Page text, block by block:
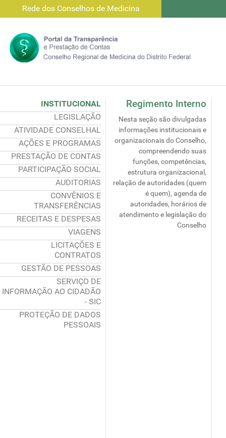
Rede dos Conselhos de Medicina
INSTITUCIONAL
LEGISLAÇÃO
ATIVIDADE CONSELHAL
AÇÕES E PROGRAMAS
PRESTAÇÃO DE CONTAS
PARTICIPAÇÃO SOCIAL
AUDITORIAS
CONVÊNIOS E
TRANSFERÊNCIAS
RECEITAS E DESPESAS
VIAGENS
LICITAÇÕES E
CONTRATOS
GESTÃO DE PESSOAS
SERVIÇO DE
INFORMAÇÃO AO CIDADÃO
- SIC
PROTEÇÃO DE DADOS
PESSOAIS
Regimento Interno
Nesta seção são divulgadas
informações institucionais e
organizacionais do Conselho,
compreendendo suas
funções, competências,
estrutura organizacional,
relação de autoridades (quem
é quem), agenda de
autoridades, horários de
atendimento e legislação do
Conselho